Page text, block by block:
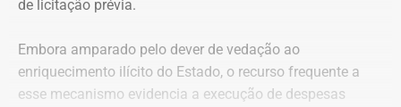
autorizando transferências para contas da prefeitura e
documentação comprobatória. Também destaca que Dr.
Flávio foi notificado sobre as irregularidades em
diferentes ocasiões, mas não apresentou os documentos
de licitação prévia.
Embora amparado pelo dever de vedação ao
enriquecimento ilícito do Estado, o recurso frequente a
esse mecanismo evidencia a execução de despesas